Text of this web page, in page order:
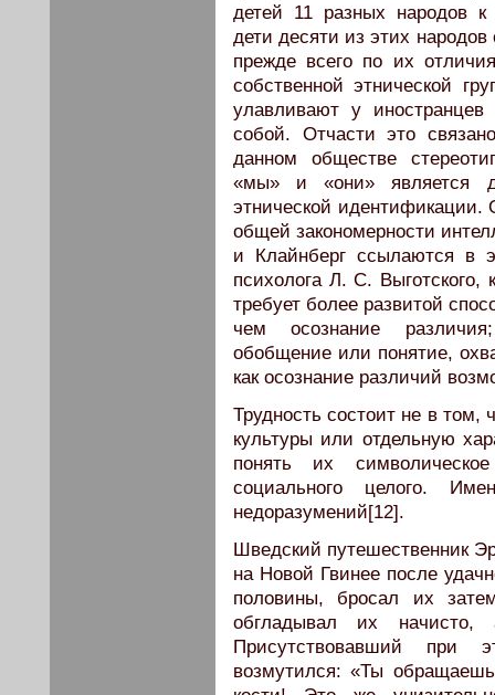
детей 11 разных народов к
дети десяти из этих
прежде всего по их
собственной этнической
улавливают у
собой. Отчасти это
данном обществе
«мы» и «они» является
этнической идентификации.
общей закономерности
и Клайнберг ссылаются в
психолога Л. С. Выготского,
требует более развитой
чем осознание
обобщение или понятие,
как осознание различий
Трудность состоит не в
культуры или отдельную
понять их
социального целого.
недоразумений[12].
Шведский путешественник
на Новой Гвинее после
половины, бросал их
обгладывал их
Присутствовавший при
возмутился: «Ты